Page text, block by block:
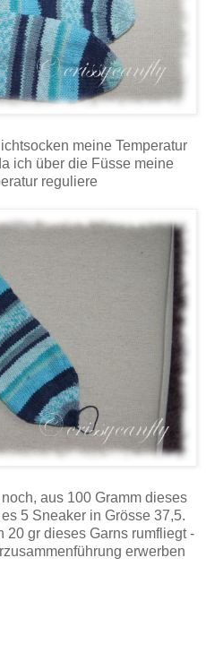
meine Temperatur
ich über die Füsse meine
reguliere
aus 100 Gramm dieses
5 Sneaker in Grösse 37,5.
20 gr dieses Garns rumfliegt -
erwerben